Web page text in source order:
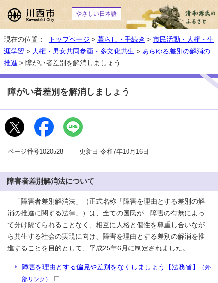
やさしい日本語
現在の位置： トップページ > 暮らし・手続き > 市民活動・人権・生
涯学習 > 人権・男女共同参画・多文化共生 > あらゆる差別の解消の
推進 > 障がい者差別を解消しましょう
障がい者差別を解消しましょう
ページ番号1020528 更新日 令和7年10月16日
障害者差別解消法について
「障害者差別解消法」（正式名称「障害を理由とする差別の解
消の推進に関する法律」）は、全ての国民が、障害の有無によっ
て分け隔てられることなく、相互に人格と個性を尊重し合いなが
ら共生する社会の実現に向け、障害を理由とする差別の解消を推
進することを目的として、平成25年6月に制定されました。
障害を理由とする偏見や差別をなくしましょう【法務省】
（外
部リンク）